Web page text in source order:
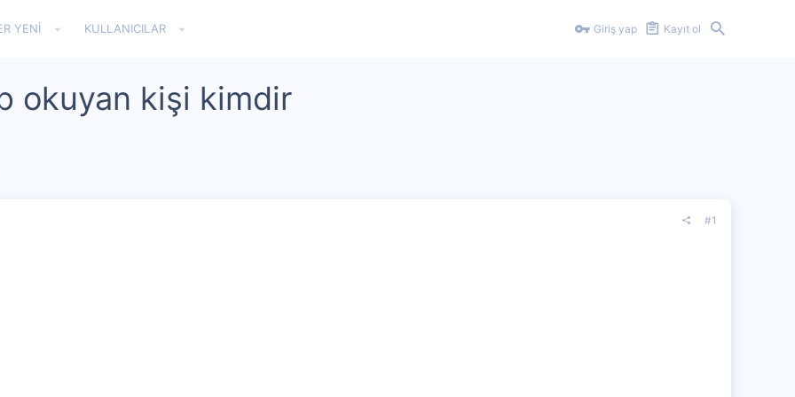
YENI KULLANICILAR Giriş yap Kayıt ol
okuyan kişi kimdir
#1